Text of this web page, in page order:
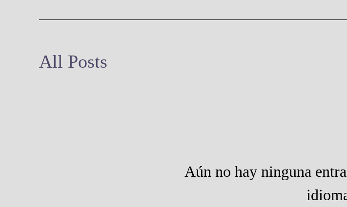
All Posts
Aún no hay ninguna